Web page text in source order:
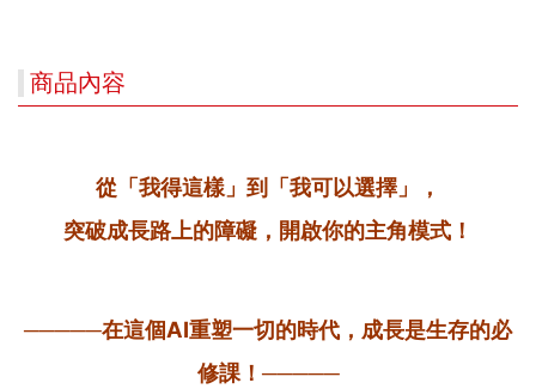
商品內容
從「我得這樣」到「我可以選擇」，
突破成長路上的障礙，開啟你的主角模式！
─────在這個AI重塑一切的時代，成長是生存的必
修課！─────